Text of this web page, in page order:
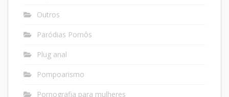
Outros
Paródias Pornôs
Plug anal
Pompoarismo
Pornografia para mulheres